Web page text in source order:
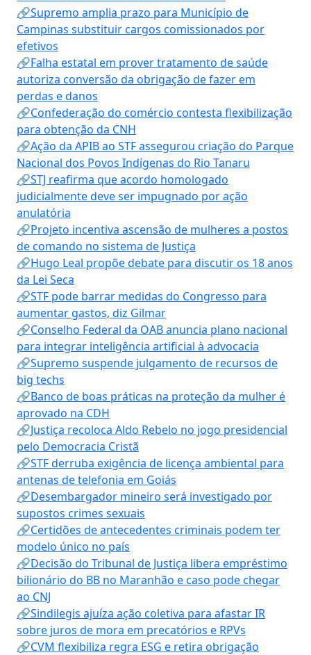
🔗Supremo amplia prazo para Município de
Campinas substituir cargos comissionados por
efetivos
🔗Falha estatal em prover tratamento de saúde
autoriza conversão da obrigação de fazer em
perdas e danos
🔗Confederação do comércio contesta flexibilização
para obtenção da CNH
🔗Ação da APIB ao STF assegurou criação do Parque
Nacional dos Povos Indígenas do Rio Tanaru
🔗STJ reafirma que acordo homologado
judicialmente deve ser impugnado por ação
anulatória
🔗Projeto incentiva ascensão de mulheres a postos
de comando no sistema de Justiça
🔗Hugo Leal propõe debate para discutir os 18 anos
da Lei Seca
🔗STF pode barrar medidas do Congresso para
aumentar gastos, diz Gilmar
🔗Conselho Federal da OAB anuncia plano nacional
para integrar inteligência artificial à advocacia
🔗Supremo suspende julgamento de recursos de
big techs
🔗Banco de boas práticas na proteção da mulher é
aprovado na CDH
🔗Justiça recoloca Aldo Rebelo no jogo presidencial
pelo Democracia Cristã
🔗STF derruba exigência de licença ambiental para
antenas de telefonia em Goiás
🔗Desembargador mineiro será investigado por
supostos crimes sexuais
🔗Certidões de antecedentes criminais podem ter
modelo único no país
🔗Decisão do Tribunal de Justiça libera empréstimo
bilionário do BB no Maranhão e caso pode chegar
ao CNJ
🔗Sindilegis ajuíza ação coletiva para afastar IR
sobre juros de mora em precatórios e RPVs
🔗CVM flexibiliza regra ESG e retira obrigação